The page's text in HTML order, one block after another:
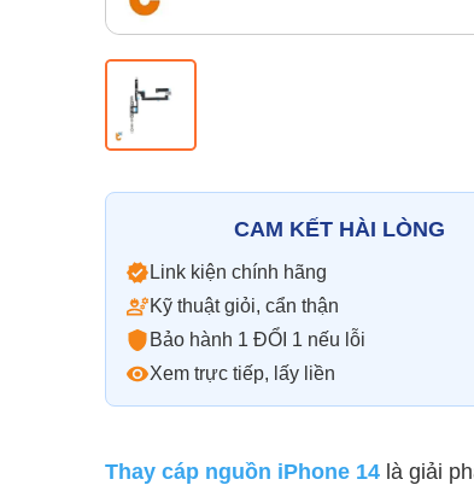
CAM KẾT HÀI LÒNG
Link kiện chính hãng
Kỹ thuật giỏi, cẩn thận
Bảo hành 1 ĐỔI 1 nếu lỗi
Xem trực tiếp, lấy liền
Thay cáp nguồn iPhone 14 là giải